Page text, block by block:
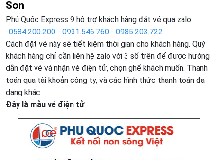
Sơn
Phú Quốc Express 9 hỗ trợ khách hàng đặt vé qua zalo:
-0584.200.200 - 0931.546.760 - 0985.203.722
Cách đặt vé này sẽ tiết kiệm thời gian cho khách hàng. Quý
khách hàng chỉ cần liên hệ zalo với 3 số trên để được hướng
dẫn đặt vé và nhận vé điện tử, chọn ghế khách muốn. Thanh
toán qua tài khoản công ty, và các hình thức thanh toán đa
dạng khác.
Đây là mẫu vé điện tử